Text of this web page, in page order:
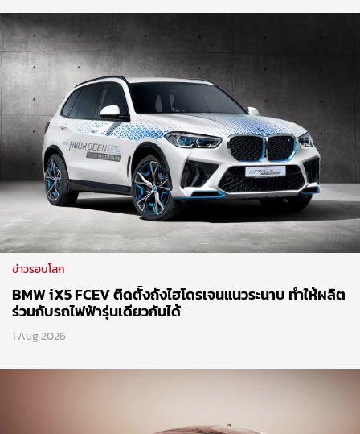
ข่าวรอบโลก
BMW iX5 FCEV ติดตั้งถังไฮโดรเจนแนวระนาบ ทำให้ผลิต
ร่วมกับรถไฟฟ้ารุ่นเดียวกันได้
1 Aug 2026